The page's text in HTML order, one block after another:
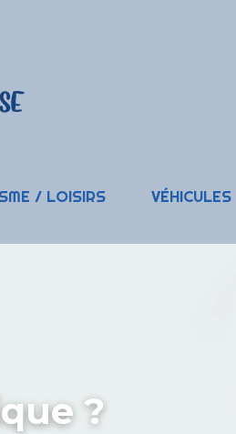
/ LOISIRS VÉHICULES
?